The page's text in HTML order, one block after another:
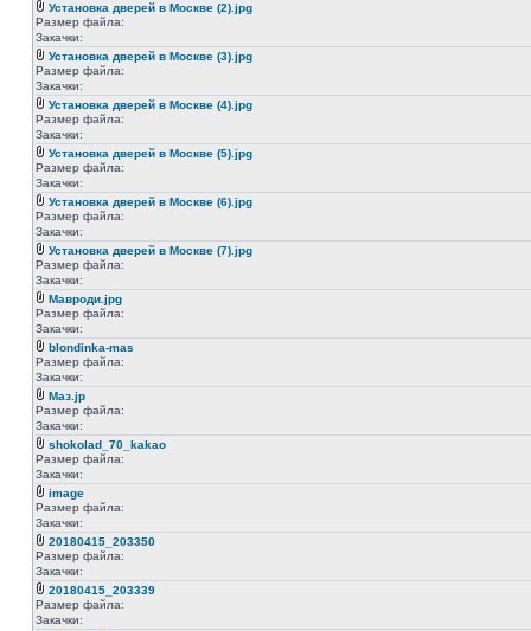
Установка дверей в Москве (2).jpg
Размер файла:
Закачки:
Установка дверей в Москве (3).jpg
Размер файла:
Закачки:
Установка дверей в Москве (4).jpg
Размер файла:
Закачки:
Установка дверей в Москве (5).jpg
Размер файла:
Закачки:
Установка дверей в Москве (6).jpg
Размер файла:
Закачки:
Установка дверей в Москве (7).jpg
Размер файла:
Закачки:
Мавроди.jpg
Размер файла:
Закачки:
blondinka-mas
Размер файла:
Закачки:
Маз.jp
Размер файла:
Закачки:
shokolad_70_kakao
Размер файла:
Закачки:
image
Размер файла:
Закачки:
20180415_203350
Размер файла:
Закачки:
20180415_203339
Размер файла:
Закачки: